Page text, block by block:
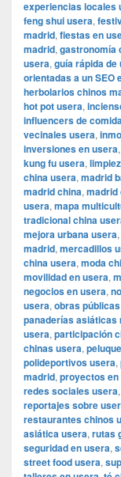
experiencias locales
feng shui usera,
madrid, fiestas en
madrid, gastronomía
usera, guía rápida
orientadas a un SEO
herbolarios chinos
hot pot usera,
influencers de
vecinales usera,
inversiones en usera,
kung fu usera,
china usera, madrid
madrid china, madrid
usera, mapa
tradicional china
mejora urbana usera,
madrid, mercadillos
china usera, moda
movilidad en usera,
negocios en usera,
usera, obras
panaderías asiáticas
usera, participación
chinas usera,
polideportivos usera,
madrid, proyectos
redes sociales usera,
reportajes sobre
restaurantes chinos
asiática usera, rutas
seguridad en usera,
street food usera,